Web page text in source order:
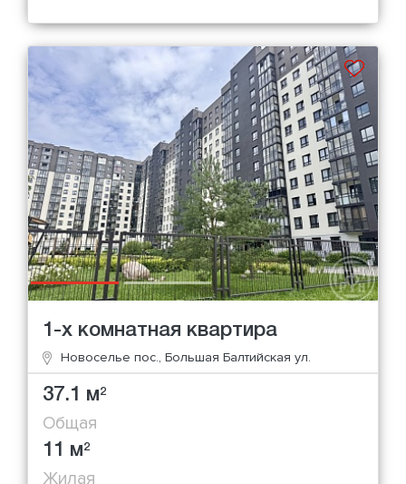
1-х комнатная квартира
Новоселье пос., Большая Балтийская ул.
37.1 м2
Общая
11 м2
Жилая